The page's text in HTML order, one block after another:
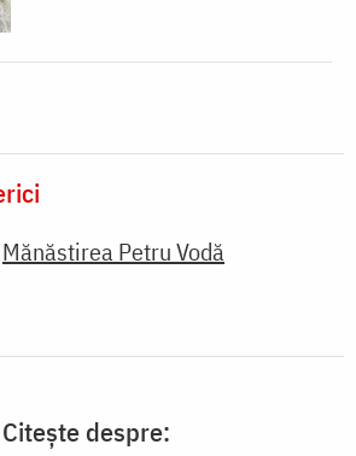
Mănăstirea Petru Vodă
Citește despre: